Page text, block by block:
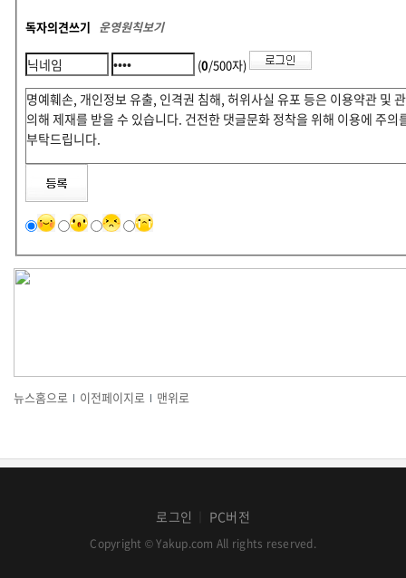
독자의견쓰기 운영원칙보기
(0/500자)
뉴스홈으로 이전페이지로 맨위로
로그인 PC버전
Copyright © Yakup.com All rights reserved.